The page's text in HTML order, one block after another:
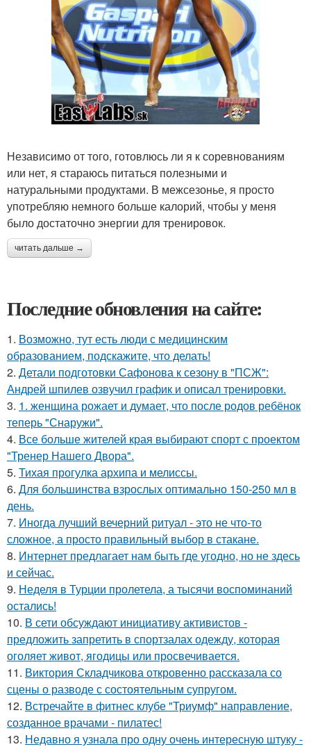
Независимо от того, готовлюсь ли я к соревнованиям
или нет, я стараюсь питаться полезными и
натуральными продуктами. В межсезонье, я просто
употребляю немного больше калорий, чтобы у меня
было достаточно энергии для тренировок.
читать дальше →
Последние обновления на сайте:
1. Возможно, тут есть люди с медицинским
образованием, подскажите, что делать!
2. Детали подготовки Сафонова к сезону в "ПСЖ":
Андрей шпилев озвучил график и описал тренировки.
3. 1. женщина рожает и думает, что после родов ребёнок
теперь "Снаружи".
4. Все больше жителей края выбирают спорт с проектом
"Тренер Нашего Двора".
5. Тихая прогулка архипа и мелиссы.
6. Для большинства взрослых оптимально 150-250 мл в
день.
7. Иногда лучший вечерний ритуал - это не что-то
сложное, а просто правильный выбор в стакане.
8. Интернет предлагает нам быть где угодно, но не здесь
и сейчас.
9. Неделя в Турции пролетела, а тысячи воспоминаний
остались!
10. В сети обсуждают инициативу активистов -
предложить запретить в спортзалах одежду, которая
оголяет живот, ягодицы или просвечивается.
11. Виктория Складчикова откровенно рассказала со
сцены о разводе с состоятельным супругом.
12. Встречайте в фитнес клубе "Триумф" направление,
созданное врачами - пилатес!
13. Недавно я узнала про одну очень интересную штуку -